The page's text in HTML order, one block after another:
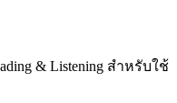
& Listening สำหรับใช้